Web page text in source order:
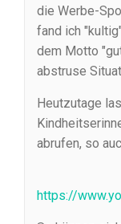
die Werbe-
fand ich
dem Motto
abstruse
Heutzutage
abrufen, so
https://